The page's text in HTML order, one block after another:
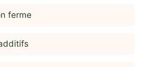
ferme